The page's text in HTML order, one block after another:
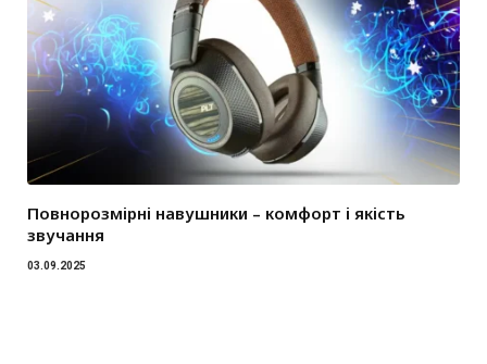
Повнорозмірні навушники – комфорт і якість
звучання
03.09.2025